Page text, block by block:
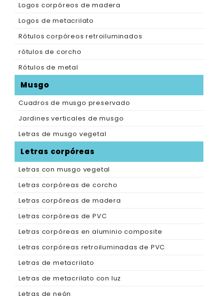
Logos corpóreos de madera
Logos de metacrilato
Rótulos corpóreos retroiluminados
rótulos de corcho
Rótulos de metal
Musgo
Cuadros de musgo preservado
Jardines verticales de musgo
Letras de musgo vegetal
Letras corpóreas
Letras con musgo vegetal
Letras corpóreas de corcho
Letras corpóreas de madera
Letras corpóreas de PVC
Letras corpóreas en aluminio composite
Letras corpóreas retroiluminadas de PVC
Letras de metacrilato
Letras de metacrilato con luz
Letras de neón